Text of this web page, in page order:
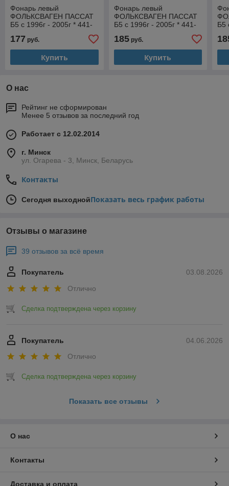
Фонарь левый
ФОЛЬКСВАГЕН ПАССАТ
Б5 с 1996г - 2005г * 441-
177 руб.
Купить
Фонарь левый
ФОЛЬКСВАГЕН ПАССАТ
Б5 с 1996г - 2005г * 441-
185руб.
Купить
Б5
О нас
Рейтинг не сформирован
Менее 5 отзывов за последний год
Работает с 12.02.2014
г. Минск
ул. Огарева - 3, Минск, Беларусь
Контакты
Сегодня выходнойПоказать весь график работы
Отзывы о магазине
39 отзывов за всё время
03.08.2026
Покупатель
Отлично
Сделка подтверждена через корзину
04.06.2026
Покупатель
Отлично
Сделка подтверждена через корзину
Показать все отзывы
О нас
Контакты
Доставка и оплата